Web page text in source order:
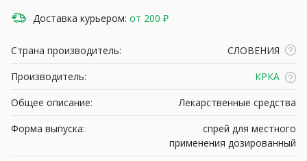
Доставка курьером: от 200 ₽
Страна производитель:
СЛОВЕНИЯ
Производитель:
КРКА
Общее описание:
Лекарственные средства
Форма выпуска:
спрей для местного
применения дозированный